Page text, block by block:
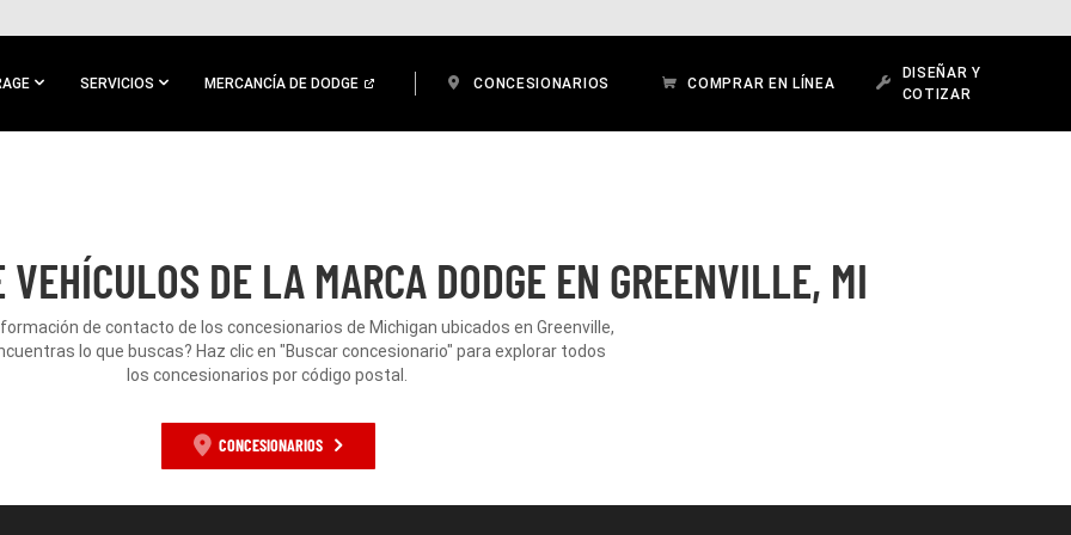
SERVICIOS MERCANCÍA DE DODGE CONCESIONARIOS COMPRAR EN LÍNEA
DISEÑAR Y
COTIZAR
VEHÍCULOS DE LA MARCA DODGE EN GREENVILLE, MI
de contacto de los concesionarios de Michigan ubicados en Greenville,
lo que buscas? Haz clic en "Buscar concesionario" para explorar todos
los concesionarios por código postal.
CONCESIONARIOS